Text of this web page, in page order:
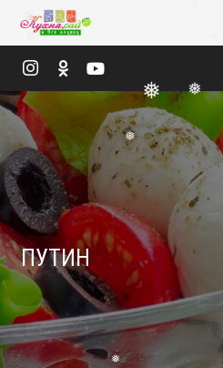
❅
❅
❅
❅
❅
❅
ПУТИН